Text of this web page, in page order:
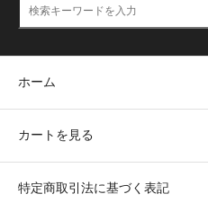
ホーム
カートを見る
特定商取引法に基づく表記